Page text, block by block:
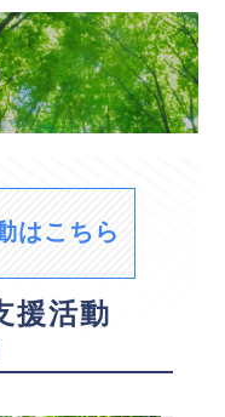
はこちら
援活動